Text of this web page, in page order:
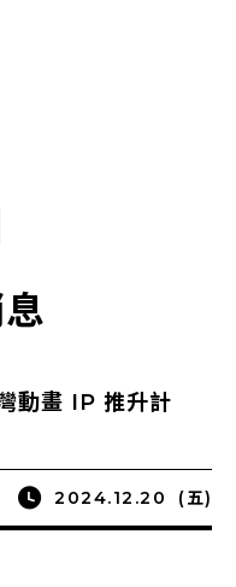
動畫 IP 推升計
2024.12.20 (五)